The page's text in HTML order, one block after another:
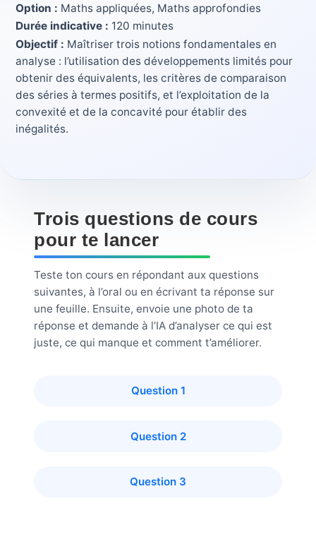
Option : Maths appliquées, Maths approfondies
Durée indicative : 120 minutes
Objectif : Maîtriser trois notions fondamentales en
analyse : l’utilisation des développements limités pour
obtenir des équivalents, les critères de comparaison
des séries à termes positifs, et l’exploitation de la
convexité et de la concavité pour établir des
inégalités.
Trois questions de cours
pour te lancer
Teste ton cours en répondant aux questions
suivantes, à l’oral ou en écrivant ta réponse sur
une feuille. Ensuite, envoie une photo de ta
réponse et demande à l’IA d’analyser ce qui est
juste, ce qui manque et comment t’améliorer.
Question 1
Question 2
Question 3